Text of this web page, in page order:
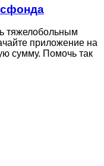
тяжелобольным
приложение на
сумму. Помочь так